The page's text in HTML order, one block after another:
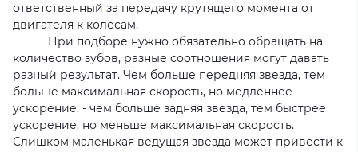
ответственный за передачу крутящего момента от
двигателя к колесам.
При подборе нужно обязательно обращать на
количество зубов, разные соотношения могут давать
разный результат. Чем больше передняя звезда, тем
больше максимальная скорость, но медленнее
ускорение. - чем больше задняя звезда, тем быстрее
ускорение, но меньше максимальная скорость.
Слишком маленькая ведущая звезда может привести к